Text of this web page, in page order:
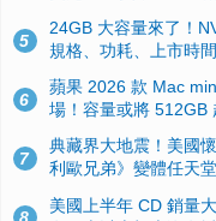
5
24GB 大容量來了！
規格、功耗、上市時間
6
蘋果 2026 款 Mac
場！容量或將 512GB
7
典藏界大地震！美國
利歐兄弟》變體任天
美國上半年 CD 銷量